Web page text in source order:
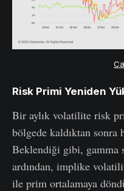
Risk Primi Yeniden
Bir aylık volatilite risk
bölgede kaldıktan
Beklendiği gibi, gamma
ardından, implike
ile prim ortalamaya